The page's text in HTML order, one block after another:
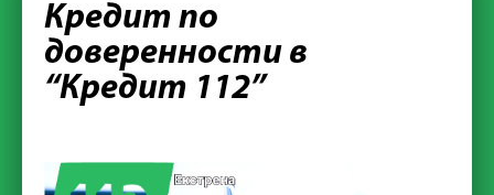
Кредит по
доверенности в
“Кредит 112”